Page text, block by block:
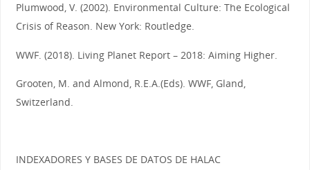
Plumwood, V. (2002). Environmental Culture: The Ecological
Crisis of Reason. New York: Routledge.
WWF. (2018). Living Planet Report – 2018: Aiming Higher.
Grooten, M. and Almond, R.E.A.(Eds). WWF, Gland,
Switzerland.
INDEXADORES Y BASES DE DATOS DE HALAC